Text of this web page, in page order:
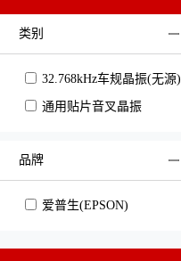
类别
32.768kHz车规晶振(无源)
通用贴片音叉晶振
品牌
爱普生(EPSON)